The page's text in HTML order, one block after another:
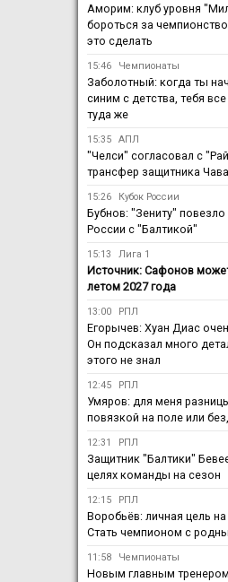
Аморим: клуб уровня
бороться за
это сделать
15:46 Чемпионаты
Заболотный: когда ты
синим с детства, тебя
туда же
15:35 АПЛ
"Челси" согласовал с
трансфер защитника
15:26 Кубок России
Бубнов: "Зениту" повезло
России с "Балтикой"
15:13 Лига 1
Источник: Сафонов
летом 2027 года
13:00 РПЛ
Егорычев: Хуан Диас
Он подсказал много
этого не знал
12:45 РПЛ
Умяров: для меня
повязкой на поле или
12:31 РПЛ
Защитник "Балтики"
целях команды на сезон
12:15 РПЛ
Воробьёв: личная цель
Стать чемпионом с
11:58 Чемпионаты
Новым главным